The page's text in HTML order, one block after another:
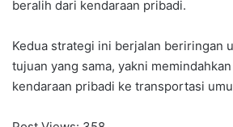
beralih dari kendaraan pribadi.
Kedua strategi ini berjalan beriringan
tujuan yang sama, yakni
kendaraan pribadi ke transportasi